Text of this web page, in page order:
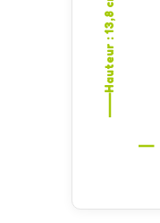
Hauteur : 13,8 cm